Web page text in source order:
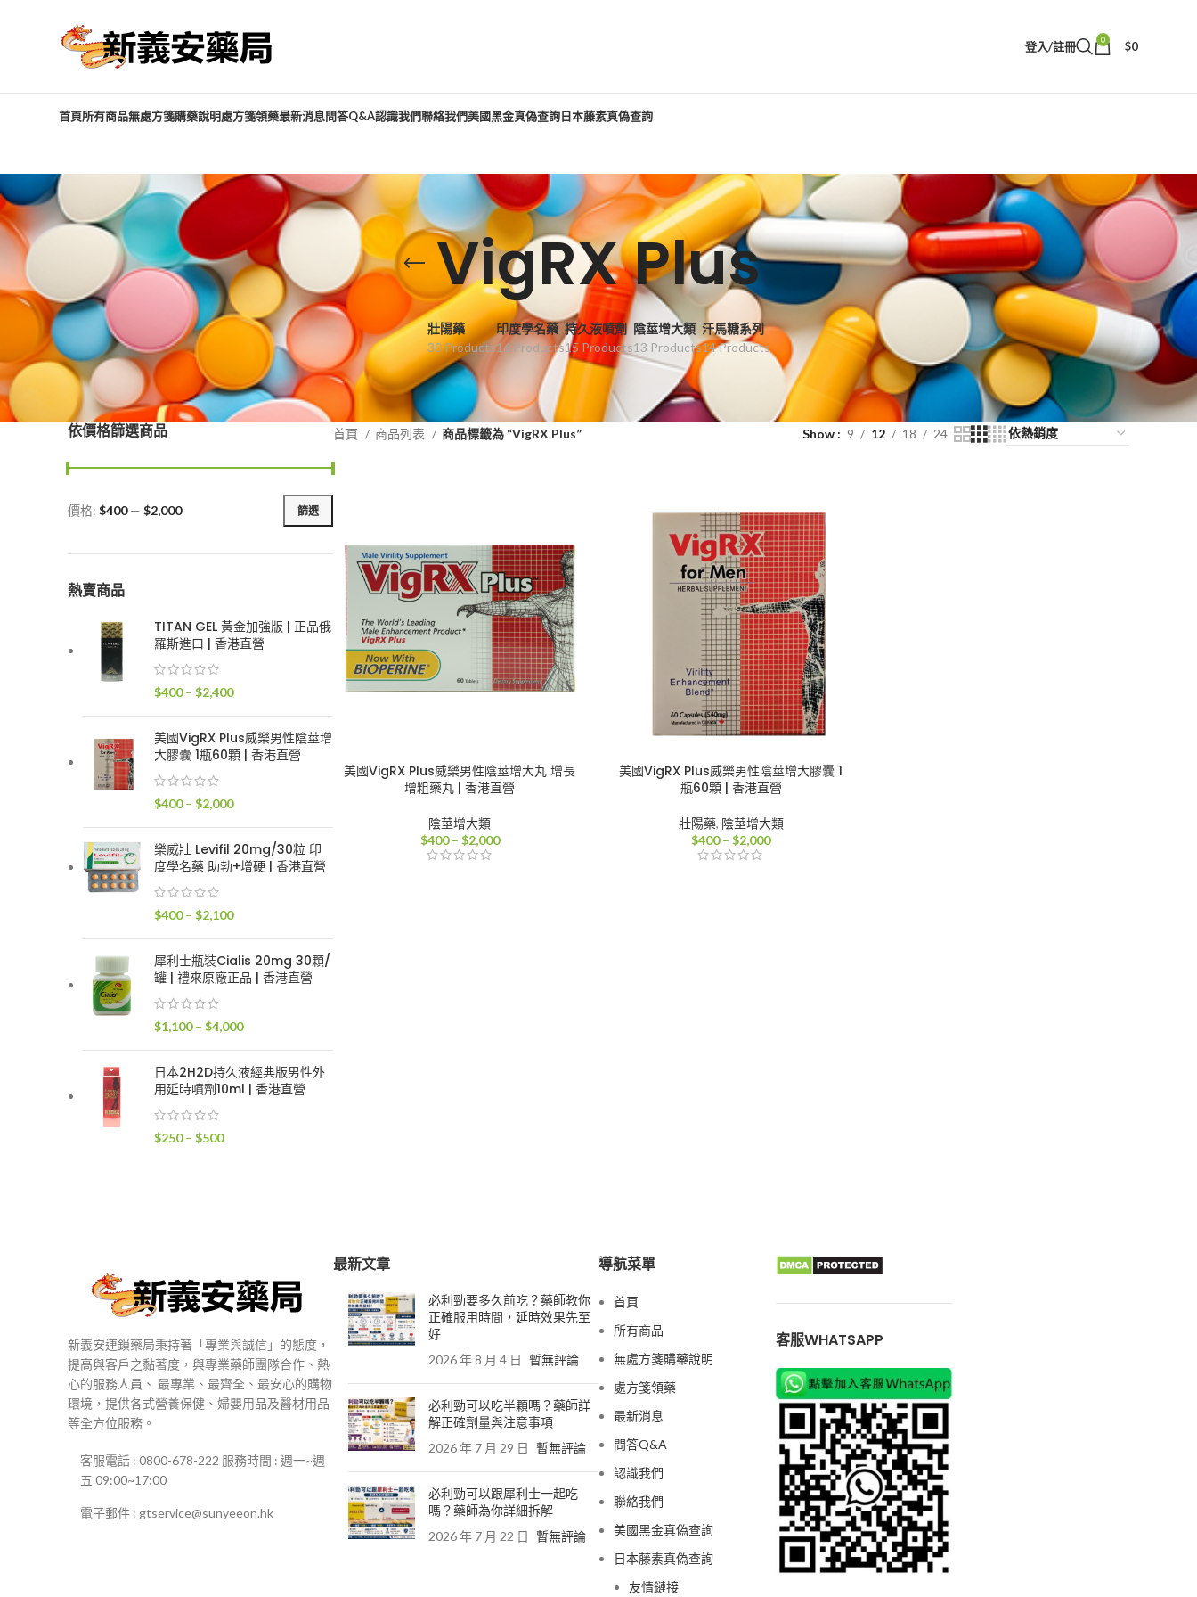
登入/註冊 0 $0
首頁所有商品無處方箋購藥說明處方箋領藥最新消息問答Q&A認識我們聯絡我們美國黑金真偽查詢日本藤素真偽查詢
VigRX Plus
壯陽藥
30 Products
印度學名藥
16 Products
持久液噴劑
15 Products
陰莖增大類
13 Products
汗馬糖系列
14 Products
依價格篩選商品
最
價
最
價
篩選
價格: $400— $2,000
熱賣商品
TITAN GEL 黃金加強版 | 正品俄
羅斯進口 | 香港直營
$400 – $2,400價
圍：
$2,400
美國VigRX Plus威樂男性陰莖增
大膠囊 1瓶60顆 | 香港直營
$400 – $2,000價
範
圍：
$2,000
樂威壯 Levifil 20mg/30粒 印
度學名藥 助勃+增硬 | 香港直營
$400 – $2,100價
範
圍：
$2,100
犀利士瓶裝Cialis 20mg 30顆/
罐 | 禮來原廠正品 | 香港直營
$1,100 – $4,000價
範
圍：
日本2H2D持久液經典版男性外
用延時噴劑10ml | 香港直營
$250 – $500價
首頁 商品列表 商品標籤為 “VigRX Plus” Show 9 12 18 24
美國VigRX Plus威樂男性陰莖增大丸 增長
增粗藥丸 | 香港直營
陰莖增大類
$400 – $2,000價
美國VigRX Plus威樂男性陰莖增大膠囊 1
瓶60顆 | 香港直營
壯陽藥, 陰莖增大類
$400 – $2,000價
新義安連鎖藥局秉持著「專業與誠信」的態度，
提高與客戶之黏著度，與專業藥師團隊合作、熱
心的服務人員、 最專業、最齊全、最安心的購物
環境，提供各式營養保健、婦嬰用品及醫材用品
等全方位服務。
客服電話 : 0800-678-222 服務時間 : 週一~週
五 09:00~17:00
電子郵件 : gtservice@sunyeeon.hk
最新文章
必利勁要多久前吃？藥師教你
正確服用時間，延時效果先至
好
2026 年 8 月 4 日 暫無評論
必利勁可以吃半顆嗎？藥師詳
解正確劑量與注意事項
2026 年 7 月 29 日 暫無評論
必利勁可以跟犀利士一起吃
嗎？藥師為你詳細拆解
2026 年 7 月 22 日 暫無評論
導航菜單
首頁
所有商品
無處方箋購藥說明
處方箋領藥
最新消息
問答Q&A
認識我們
聯絡我們
美國黑金真偽查詢
日本藤素真偽查詢
友情鏈接
客服WHATSAPP